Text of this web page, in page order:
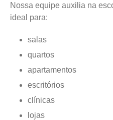
Nossa equipe auxilia na
ideal para:
salas
quartos
apartamentos
escritórios
clínicas
lojas